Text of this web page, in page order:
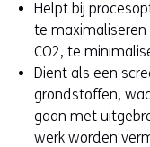
Helpt bij
te maximaliseren
CO2, te
Dient als een
grondstoffen,
gaan met
werk worden